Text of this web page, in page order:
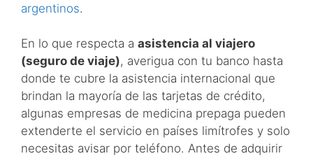
argentinos.
En lo que respecta a asistencia al viajero
(seguro de viaje), averigua con tu banco hasta
donde te cubre la asistencia internacional que
brindan la mayoría de las tarjetas de crédito,
algunas empresas de medicina prepaga pueden
extenderte el servicio en países limítrofes y solo
necesitas avisar por teléfono. Antes de adquirir